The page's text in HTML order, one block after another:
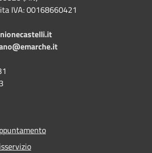
IVA: 00168660421